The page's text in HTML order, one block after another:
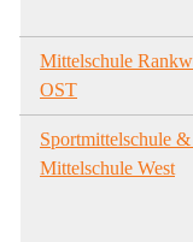
Mittelschule
OST
Sportmittelschule &
Mittelschule West